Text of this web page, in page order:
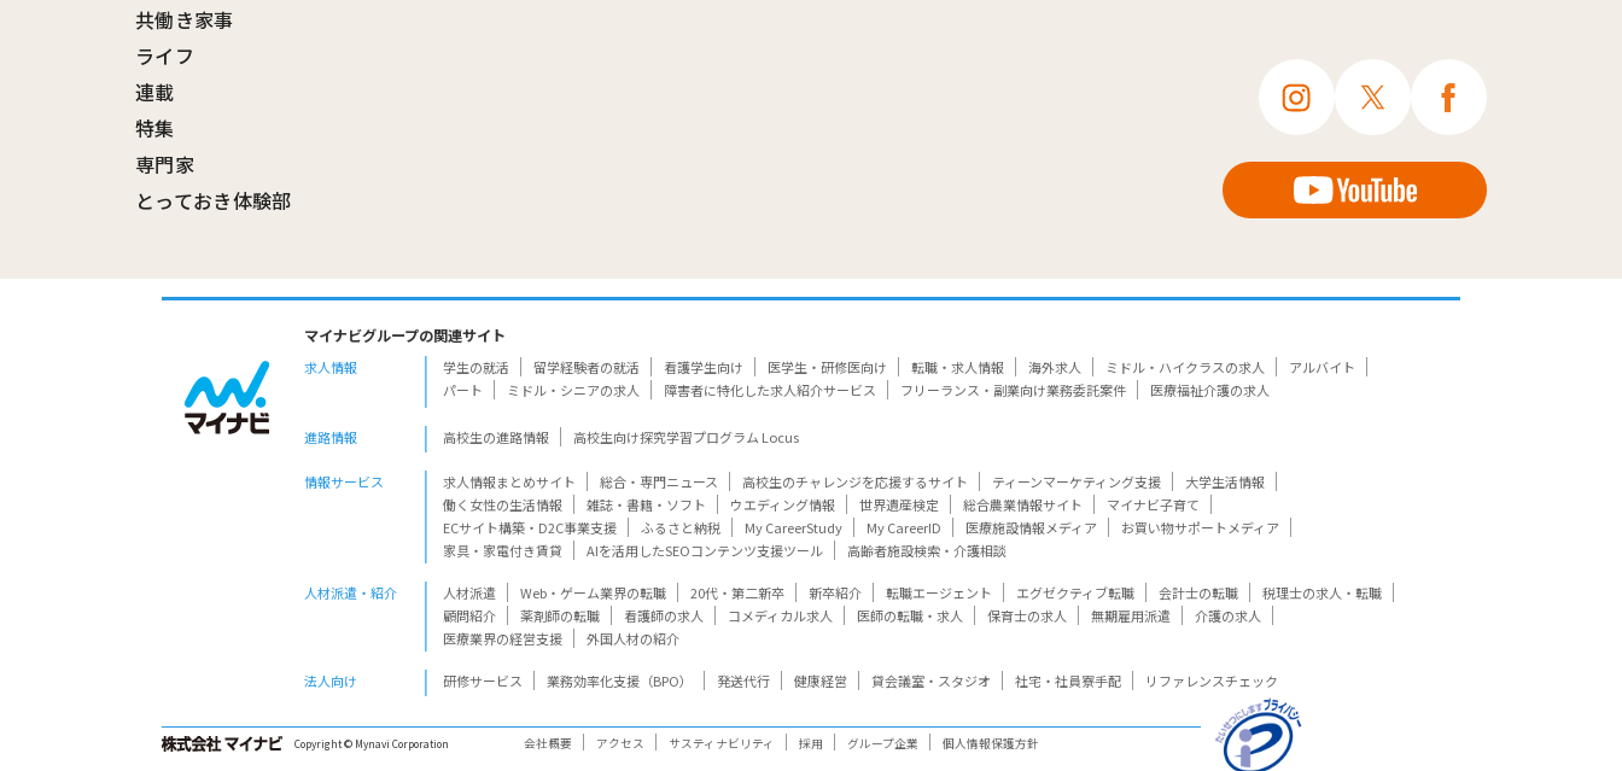
共働き家事
ライフ
連載
特集
専門家
とっておき体験部
マイナビグループの関連サイト
求人情報 学生の就活 留学経験者の就活 看護学生向け 医学生・研修医向け 転職・求人情報 海外求人 ミドル・ハイクラスの求人
アルバイト
パート
ミドル・シニアの求人 障害者に特化した求人紹介サービス フリーランス・副業向け業務委託案件 医療福祉介護の求人
進路情報 高校生の進路情報 高校生向け探究学習プログラム Locus
情報サービス 求人情報まとめサイト 総合・専門ニュース 高校生のチャレンジを応援するサイト ティーンマーケティング支援
大学生活情報
働く女性の生活情報
雑誌・書籍・ソフト ウエディング情報 世界遺産検定 総合農業情報サイト
マイナビ子育て
ECサイト構築・D2C事業支援
ふるさと納税 My CareerStudy My CareerID 医療施設情報メディア
お買い物サポートメディア
家具・家電付き賃貸
AIを活用したSEOコンテンツ支援ツール 高齢者施設検索・介護相談
人材派遣・紹介 人材派遣 Web・ゲーム業界の転職 20代・第二新卒 新卒紹介 転職エージェント エグゼクティブ転職 会計士の転職
税理士の求人・転職
顧問紹介
薬剤師の転職 看護師の求人 コメディカル求人 医師の転職・求人 保育士の求人 無期雇用派遣
介護の求人
医療業界の経営支援
外国人材の紹介
法人向け 研修サービス 業務効率化支援（BPO） 発送代行 健康経営 貸会議室・スタジオ 社宅・社員寮手配 リファレンスチェック
Copyright © Mynavi Corporation 会社概要 アクセス サスティナビリティ 採用 グループ企業 個人情報保護方針